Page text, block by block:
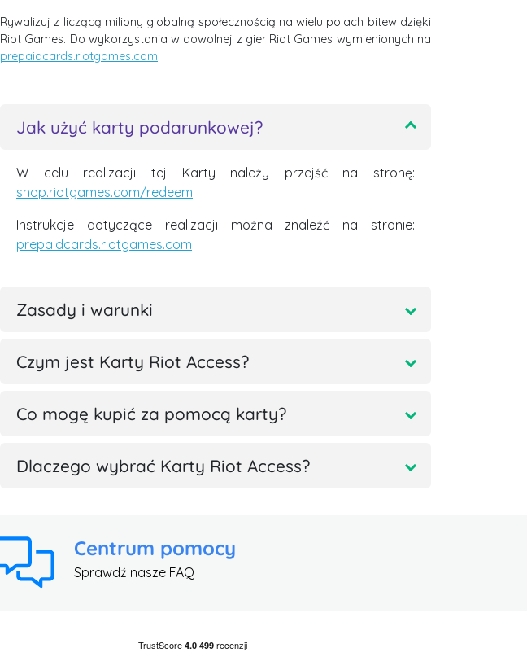
Rywalizuj z liczącą miliony globalną społecznością na wielu polach bitew dzięki
Riot Games. Do wykorzystania w dowolnej z gier Riot Games wymienionych na
prepaidcards.riotgames.com
Jak użyć karty podarunkowej?
W celu realizacji tej Karty należy przejść na stronę:
shop.riotgames.com/redeem
Instrukcje dotyczące realizacji można znaleźć na stronie:
prepaidcards.riotgames.com
Zasady i warunki
Czym jest Karty Riot Access?
Co mogę kupić za pomocą karty?
Dlaczego wybrać Karty Riot Access?
Centrum pomocy
Sprawdź nasze FAQ